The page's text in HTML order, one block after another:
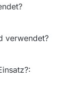
verwendet?